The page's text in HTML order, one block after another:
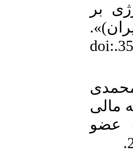
بر
پژوهشنامه اقتصاد انرژی ایران، 9(34)، 1-35.doi:
مالی
عضو